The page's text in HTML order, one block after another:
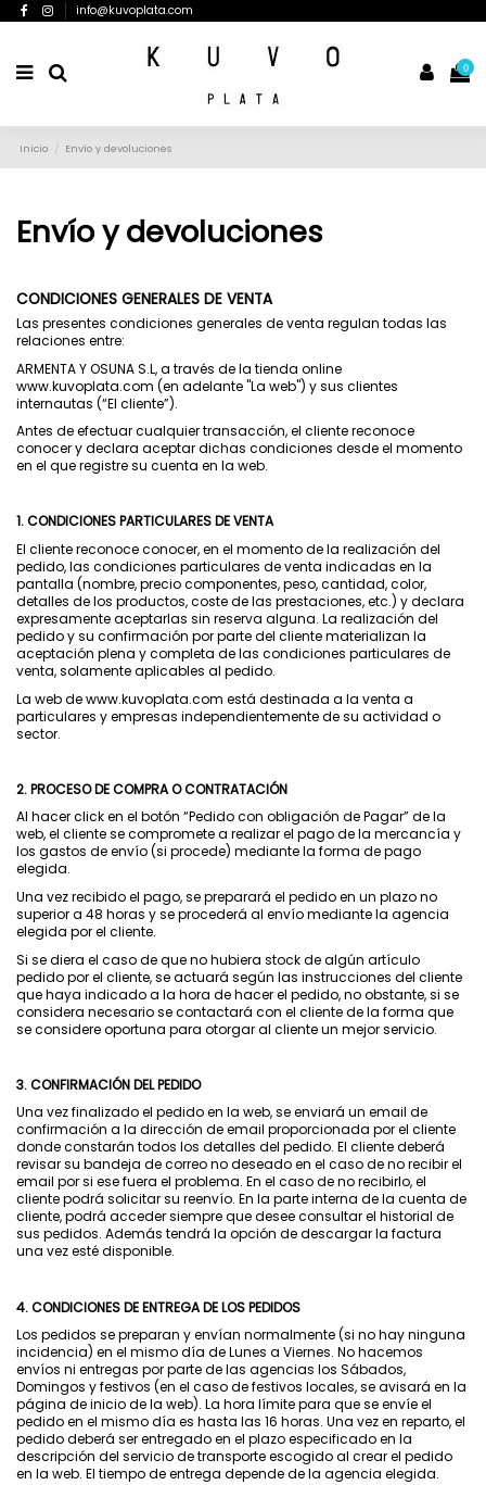
info@kuvoplata.com
0
Inicio Envío y devoluciones
Envío y devoluciones
CONDICIONES GENERALES DE VENTA
Las presentes condiciones generales de venta regulan todas las
relaciones entre:
ARMENTA Y OSUNA S.L, a través de la tienda online
www.kuvoplata.com (en adelante "La web") y sus clientes
internautas (“El cliente”).
Antes de efectuar cualquier transacción, el cliente reconoce
conocer y declara aceptar dichas condiciones desde el momento
en el que registre su cuenta en la web.
1. CONDICIONES PARTICULARES DE VENTA
El cliente reconoce conocer, en el momento de la realización del
pedido, las condiciones particulares de venta indicadas en la
pantalla (nombre, precio componentes, peso, cantidad, color,
detalles de los productos, coste de las prestaciones, etc.) y declara
expresamente aceptarlas sin reserva alguna. La realización del
pedido y su confirmación por parte del cliente materializan la
aceptación plena y completa de las condiciones particulares de
venta, solamente aplicables al pedido.
La web de www.kuvoplata.com está destinada a la venta a
particulares y empresas independientemente de su actividad o
sector.
2. PROCESO DE COMPRA O CONTRATACIÓN
Al hacer click en el botón “Pedido con obligación de Pagar” de la
web, el cliente se compromete a realizar el pago de la mercancía y
los gastos de envío (si procede) mediante la forma de pago
elegida.
Una vez recibido el pago, se preparará el pedido en un plazo no
superior a 48 horas y se procederá al envío mediante la agencia
elegida por el cliente.
Si se diera el caso de que no hubiera stock de algún artículo
pedido por el cliente, se actuará según las instrucciones del cliente
que haya indicado a la hora de hacer el pedido, no obstante, si se
considera necesario se contactará con el cliente de la forma que
se considere oportuna para otorgar al cliente un mejor servicio.
3. CONFIRMACIÓN DEL PEDIDO
Una vez finalizado el pedido en la web, se enviará un email de
confirmación a la dirección de email proporcionada por el cliente
donde constarán todos los detalles del pedido. El cliente deberá
revisar su bandeja de correo no deseado en el caso de no recibir el
email por si ese fuera el problema. En el caso de no recibirlo, el
cliente podrá solicitar su reenvío. En la parte interna de la cuenta de
cliente, podrá acceder siempre que desee consultar el historial de
sus pedidos. Además tendrá la opción de descargar la factura
una vez esté disponible.
4. CONDICIONES DE ENTREGA DE LOS PEDIDOS
Los pedidos se preparan y envían normalmente (si no hay ninguna
incidencia) en el mismo día de Lunes a Viernes. No hacemos
envíos ni entregas por parte de las agencias los Sábados,
Domingos y festivos (en el caso de festivos locales, se avisará en la
página de inicio de la web). La hora límite para que se envíe el
pedido en el mismo día es hasta las 16 horas. Una vez en reparto, el
pedido deberá ser entregado en el plazo especificado en la
descripción del servicio de transporte escogido al crear el pedido
en la web. El tiempo de entrega depende de la agencia elegida.